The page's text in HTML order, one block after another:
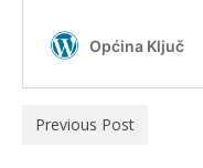
Previous Post